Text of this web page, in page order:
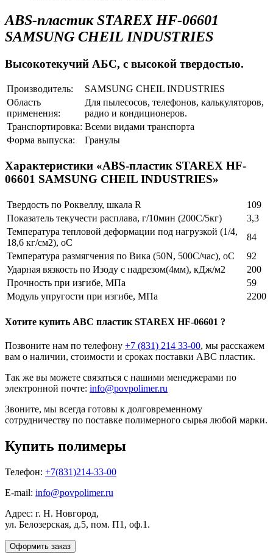
ABS-пластик STAREX HF-06601
SAMSUNG CHEIL INDUSTRIES
Высокотекучий АБС, с высокой твердостью.
Производитель:
SAMSUNG CHEIL INDUSTRIES
Область
применения:
Для пылесосов, телефонов, калькуляторов,
радио и кондиционеров.
Транспортировка: Всеми видами транспорта
Форма выпуска:
Гранулы
Характеристики «ABS-пластик STAREX HF-
06601 SAMSUNG CHEIL INDUSTRIES»
Твердость по Роквеллу, шкала R
109
Показатель текучести расплава, г/10мин (200С/5кг)
3,3
Температура тепловой деформации под нагрузкой (1/4,
18,6 кг/см2), оС
84
Температура размягчения по Вика (50N, 500С/час), оС
92
Ударная вязкость по Изоду с надрезом(4мм), кДж/м2
200
Прочность при изгибе, МПа
59
Модуль упругости при изгибе, МПа
2200
Хотите купить ABC пластик STAREX HF-06601 ?
Позвоните нам по телефону +7 (831) 214 33-00, мы расскажем
вам о наличии, стоимости и сроках поставки ABC пластик.
Так же вы можете связаться с нашими менеджерами по
электронной почте: info@povpolimer.ru
Звоните, мы всегда готовы к долговременному
сотрудничеству по поставке полимерного сырья любой марки.
Купить полимеры
Телефон: +7(831)214-33-00
E-mail: info@povpolimer.ru
Адрес: г. Н. Новгород,
ул. Белозерская, д.5, пом. П1, оф.1.
Оформить заказ